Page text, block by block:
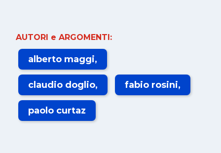
AUTORI e ARGOMENTI:
alberto maggi
claudio doglio fabio rosini
paolo curtaz